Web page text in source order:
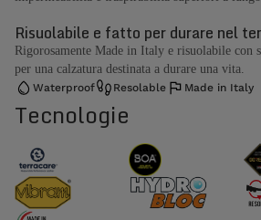
Risuolabile e fatto per durare nel
Rigorosamente Made in Italy e risuolabile con
per una calzatura destinata a durare una vita.
Waterproof Resolable Made in Italy
Tecnologie